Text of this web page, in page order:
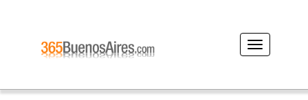
Desplegar
navegación